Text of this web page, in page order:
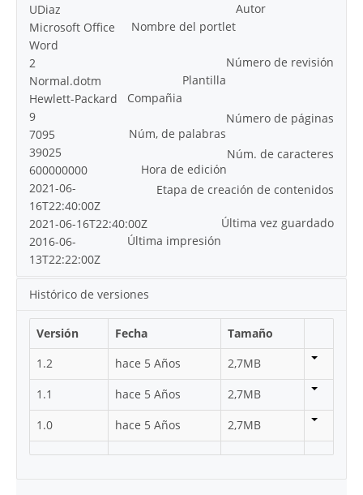
Autor
UDiaz
Nombre del portlet
Microsoft Office
Word
Número de revisión
2
Plantilla
Normal.dotm
Compañia
Hewlett-Packard
Número de páginas
9
Núm, de palabras
7095
Núm. de caracteres
39025
Hora de edición
600000000
Etapa de creación de contenidos
2021-06-
16T22:40:00Z
Última vez guardado
2021-06-16T22:40:00Z
Última impresión
2016-06-
13T22:22:00Z
Histórico de versiones
Versión Fecha
Tamaño
1.2
hace 5 Años
2,7MB
1.1
hace 5 Años
2,7MB
1.0
hace 5 Años 2,7MB